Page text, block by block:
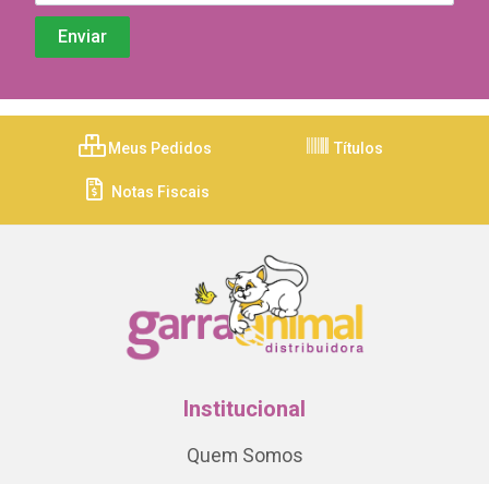
Meus Pedidos Títulos
Notas Fiscais
Institucional
Quem Somos